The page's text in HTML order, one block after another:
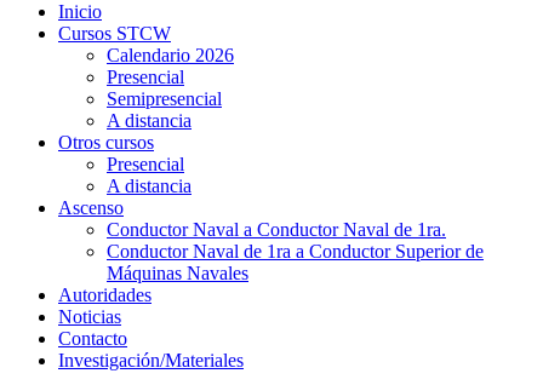
Inicio
Cursos STCW
Calendario 2026
Presencial
Semipresencial
A distancia
Otros cursos
Presencial
A distancia
Ascenso
Conductor Naval a Conductor Naval de 1ra.
Conductor Naval de 1ra a Conductor Superior de
Máquinas Navales
Autoridades
Noticias
Contacto
Investigación/Materiales